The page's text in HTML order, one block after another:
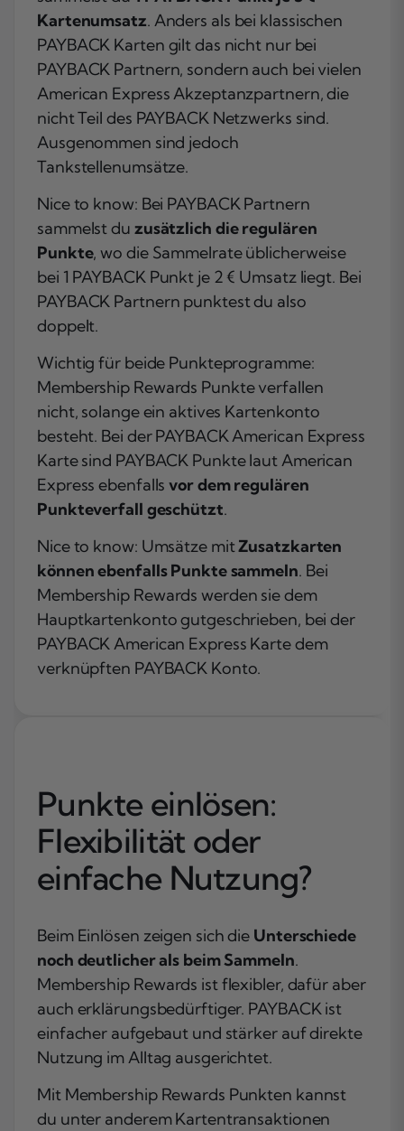
Kartenumsatz. Anders als bei klassischen
PAYBACK Karten gilt das nicht nur bei
PAYBACK Partnern, sondern auch bei vielen
American Express Akzeptanzpartnern, die
nicht Teil des PAYBACK Netzwerks sind.
Ausgenommen sind jedoch
Tankstellenumsätze.
Nice to know: Bei PAYBACK Partnern
sammelst du zusätzlich die regulären
Punkte, wo die Sammelrate üblicherweise
bei 1 PAYBACK Punkt je 2 € Umsatz liegt. Bei
PAYBACK Partnern punktest du also
doppelt.
Wichtig für beide Punkteprogramme:
Membership Rewards Punkte verfallen
nicht, solange ein aktives Kartenkonto
besteht. Bei der PAYBACK American Express
Karte sind PAYBACK Punkte laut American
Express ebenfallsvor dem regulären
Punkteverfall geschützt.
Nice to know: Umsätze mitZusatzkarten
können ebenfalls Punkte sammeln. Bei
Membership Rewards werden sie dem
Hauptkartenkonto gutgeschrieben, bei der
PAYBACK American Express Karte dem
verknüpften PAYBACK Konto.
Punkte einlösen:
Flexibilität oder
einfache Nutzung?
Beim Einlösen zeigen sich die Unterschiede
noch deutlicher als beim Sammeln.
Membership Rewards ist flexibler, dafür aber
auch erklärungsbedürftiger. PAYBACK ist
einfacher aufgebaut und stärker auf direkte
Nutzung im Alltag ausgerichtet.
Mit Membership Rewards Punkten kannst
du unter anderem Kartentransaktionen